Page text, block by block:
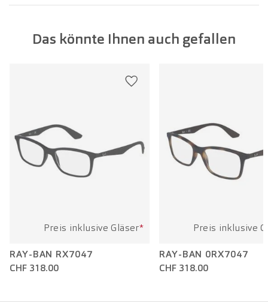
Glasbreite: 52 mm
Das könnte Ihnen auch gefallen
Preis inklusive Gläser*
RAY-BAN RX7047
CHF 318.00
Preis inklusive
RAY-BAN 0RX7047
CHF 318.00